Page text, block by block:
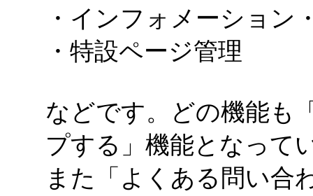
・インフォメーション
・特設ページ管理
などです。どの機能も
プする」機能となって
また「よくある問い合